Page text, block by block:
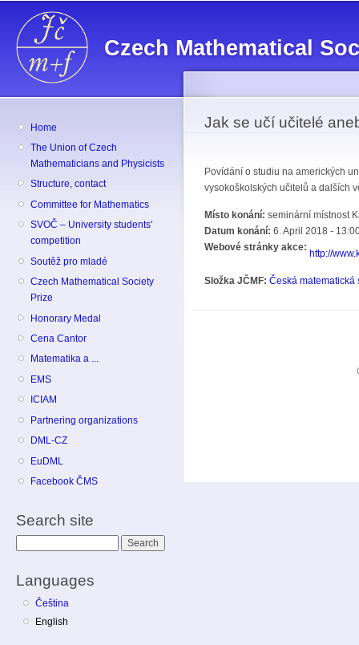
Czech Mathematical
Home
The Union of Czech
Mathematicians and Physicists
Structure, contact
Committee for Mathematics
SVOČ – University students'
competition
Soutěž pro mladé
Czech Mathematical Society
Prize
Honorary Medal
Cena Cantor
Matematika a ...
EMS
ICIAM
Partnering organizations
DML-CZ
EuDML
Facebook ČMS
Search site
Languages
Čeština
English
Jak se učí učitelé
Povídání o studiu na amerických
vysokoškolských učitelů a dalších
Místo konání: seminární místnost
Datum konání: 6. April 2018 -
Webové stránky akce:
http://
Složka JČMF: Česká matematická